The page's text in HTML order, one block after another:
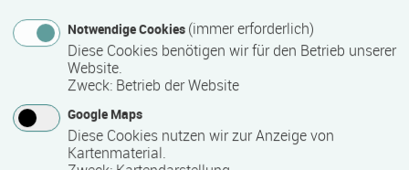
Datum:
19.09.2026
Ortsangabe
18119 Rostock-Warnemünde
Parkstraße 52
Beratungen für Existenzgründende durch die
Notwendige Cookies (immer erforderlich)
Diese Cookies benötigen wir für den Betrieb unserer
Website.
Zweck: Betrieb der Website
Google Maps
Diese Cookies nutzen wir zur Anzeige von
Kartenmaterial.